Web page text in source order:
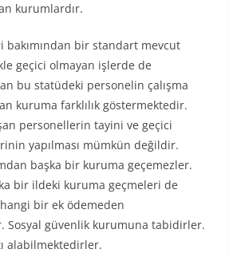
kurumlardır.
bakımından bir standart mevcut
geçici olmayan işlerde de
bu statüdeki personelin çalışma
kuruma farklılık göstermektedir.
personellerin tayini ve geçici
yapılması mümkün değildir.
başka bir kuruma geçemezler.
bir ildeki kuruma geçmeleri de
bir ek ödemeden
Sosyal güvenlik kurumuna tabidirler.
alabilmektedirler.